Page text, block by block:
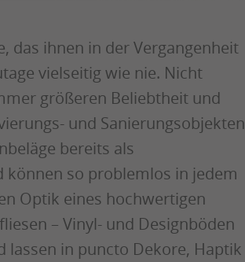
das ihnen in der Vergangenheit
vielseitig wie nie. Nicht
größeren Beliebtheit und
und Sanierungsobjekten
bereits als
können so problemlos in jedem
Optik eines hochwertigen
– Vinyl- und Designböden
lassen in puncto Dekore, Haptik